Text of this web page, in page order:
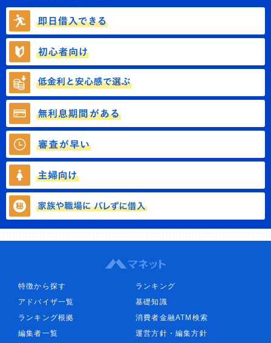
特徴から探す
ランキング
アドバイザ一覧
基礎知識
ランキング根拠
消費者金融ATM検索
編集者一覧
運営方針・編集方針